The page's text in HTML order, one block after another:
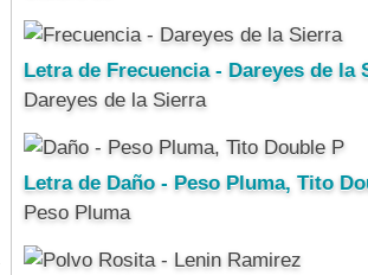
Letra de Frecuencia - Dareyes de la
Dareyes de la Sierra
Letra de Daño - Peso Pluma, Tito
Peso Pluma